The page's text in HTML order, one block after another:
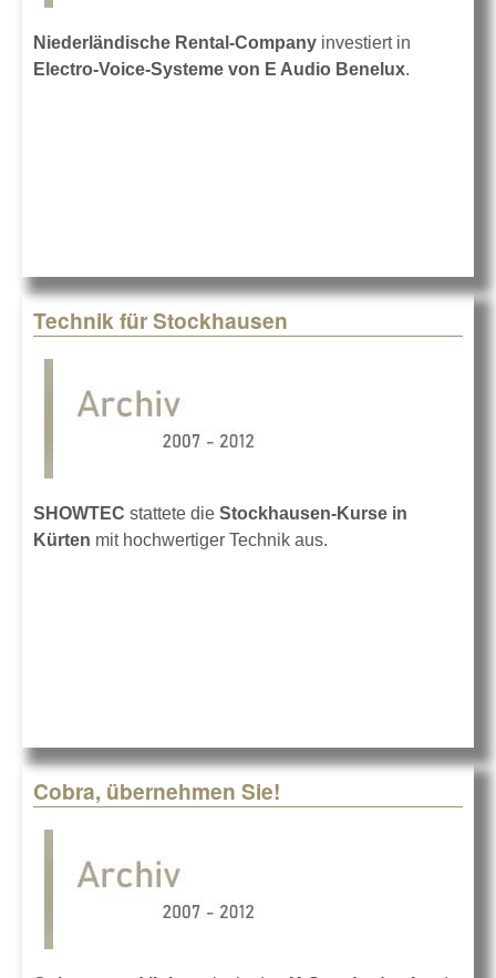
Niederländische Rental-Company investiert in
Electro-Voice-Systeme von E Audio Benelux.
Technik für Stockhausen
SHOWTEC stattete die Stockhausen-Kurse in
Kürten mit hochwertiger Technik aus.
Cobra, übernehmen Sie!